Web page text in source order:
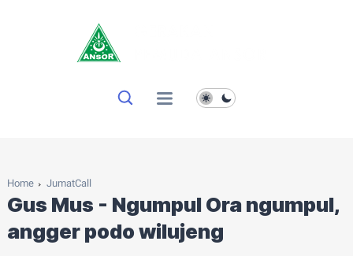
Home JumatCall
Gus Mus - Ngumpul Ora ngumpul,
angger podo wilujeng